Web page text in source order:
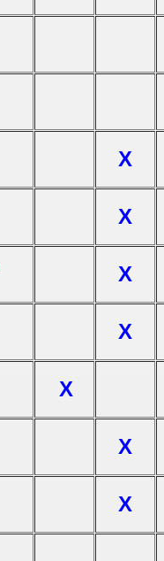
X
X
X
X
X
X
X